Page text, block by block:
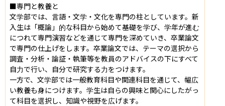
■専門と教養と
文学部では、言語・文学・文化を専門の柱としています。新
入生は「概論」的な科目から始めて基礎を学び、学年が進む
につれて専門演習などを通じて専門を深めていき、卒業論文
で専門の仕上げをします。卒業論文では、テーマの選択から
調査・分析・論証・執筆等を教員のアドバイスの下にすべて
自力で行い、自分で研究する力をつけます。
一方で、文学部では一般教育科目や関連科目を通じて、幅広
い教養も身につけます。学生は自らの興味と関心にしたがっ
て科目を選択し、知識や視野を広げます。